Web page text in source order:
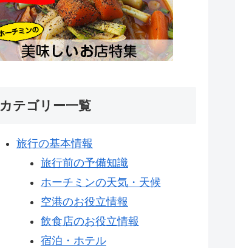
カテゴリー一覧
旅行の基本情報
旅行前の予備知識
ホーチミンの天気・天候
空港のお役立情報
飲食店のお役立情報
宿泊・ホテル